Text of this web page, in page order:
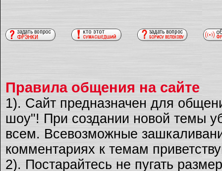
Правила общения на сайте
1). Сайт предназначен для
шоу"! При создании новой темы
всем. Всевозможные
комментариях к темам
2). Постарайтесь не пугать